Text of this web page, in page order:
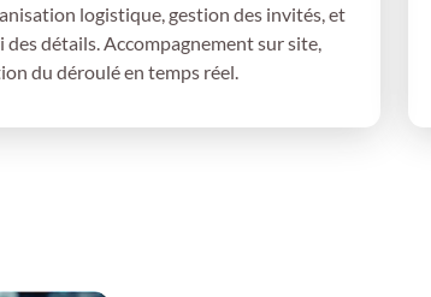
logistique, gestion des invités, et
des détails. Accompagnement sur site,
du déroulé en temps réel.